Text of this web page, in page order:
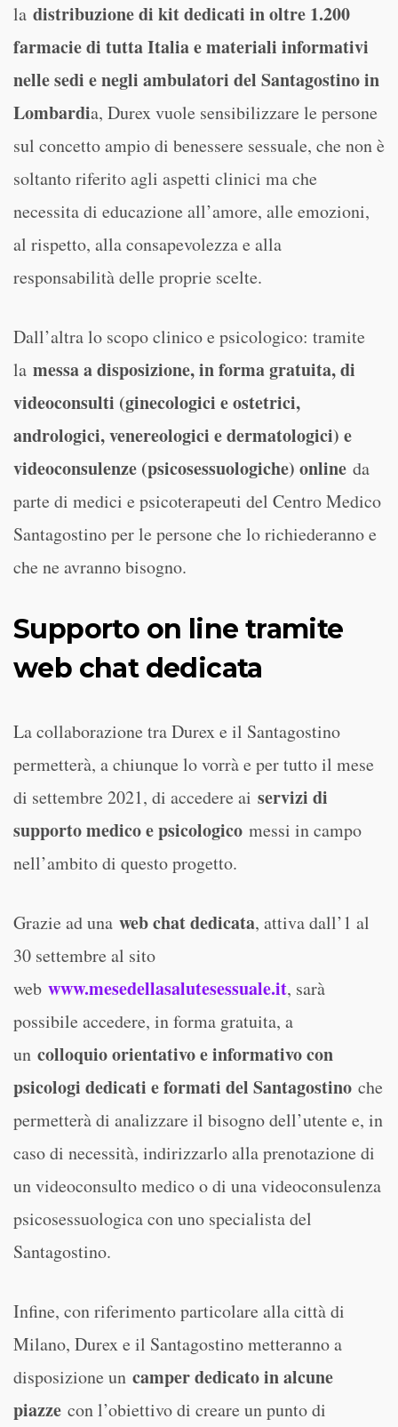
la distribuzione di kit dedicati in oltre 1.200
farmacie di tutta Italia e materiali informativi
nelle sedi e negli ambulatori del Santagostino in
Lombardia, Durex vuole sensibilizzare le persone
sul concetto ampio di benessere sessuale, che non è
soltanto riferito agli aspetti clinici ma che
necessita di educazione all’amore, alle emozioni,
al rispetto, alla consapevolezza e alla
responsabilità delle proprie scelte.
Dall’altra lo scopo clinico e psicologico: tramite
la messa a disposizione, in forma gratuita, di
videoconsulti (ginecologici e ostetrici,
andrologici, venereologici e dermatologici) e
videoconsulenze (psicosessuologiche) online da
parte di medici e psicoterapeuti del Centro Medico
Santagostino per le persone che lo richiederanno e
che ne avranno bisogno.
Supporto on line tramite
web chat dedicata
La collaborazione tra Durex e il Santagostino
permetterà, a chiunque lo vorrà e per tutto il mese
di settembre 2021, di accedere ai servizi di
supporto medico e psicologico messi in campo
nell’ambito di questo progetto.
Grazie ad una web chat dedicata, attiva dall’1 al
30 settembre al sito
web www.mesedellasalutesessuale.it, sarà
possibile accedere, in forma gratuita, a
un colloquio orientativo e informativo con
psicologi dedicati e formati del Santagostino che
permetterà di analizzare il bisogno dell’utente e, in
caso di necessità, indirizzarlo alla prenotazione di
un videoconsulto medico o di una videoconsulenza
psicosessuologica con uno specialista del
Santagostino.
Infine, con riferimento particolare alla città di
Milano, Durex e il Santagostino metteranno a
disposizione un camper dedicato in alcune
piazze con l’obiettivo di creare un punto di